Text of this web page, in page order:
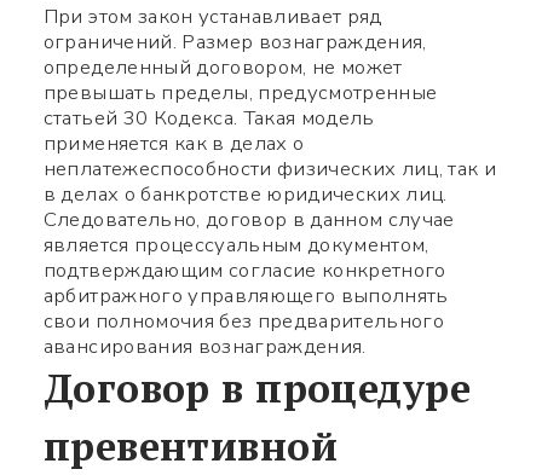
При этом закон устанавливает ряд
ограничений. Размер вознаграждения,
определенный договором, не может
превышать пределы, предусмотренные
статьей 30 Кодекса. Такая модель
применяется как в делах о
неплатежеспособности физических лиц, так и
в делах о банкротстве юридических лиц.
Следовательно, договор в данном случае
является процессуальным документом,
подтверждающим согласие конкретного
арбитражного управляющего выполнять
свои полномочия без предварительного
авансирования вознаграждения.
Договор в процедуре
превентивной